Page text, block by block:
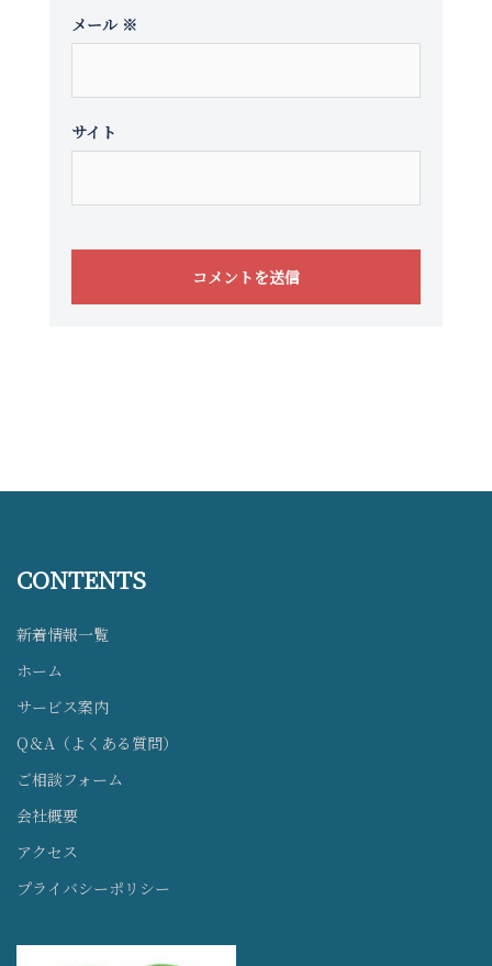
メール ※
サイト
CONTENTS
新着情報一覧
ホーム
サービス案内
Q＆A（よくある質問）
ご相談フォーム
会社概要
アクセス
プライバシーポリシー